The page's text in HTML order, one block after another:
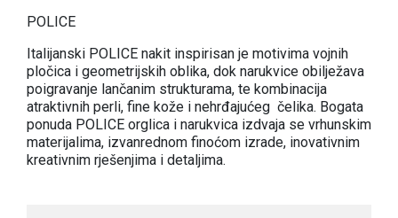
POLICE
Italijanski POLICE nakit inspirisan je motivima vojnih
pločica i geometrijskih oblika, dok narukvice obilježava
poigravanje lančanim strukturama, te kombinacija
atraktivnih perli, fine kože i nehrđajućeg čelika. Bogata
ponuda POLICE orglica i narukvica izdvaja se vrhunskim
materijalima, izvanrednom finoćom izrade, inovativnim
kreativnim rješenjima i detaljima.